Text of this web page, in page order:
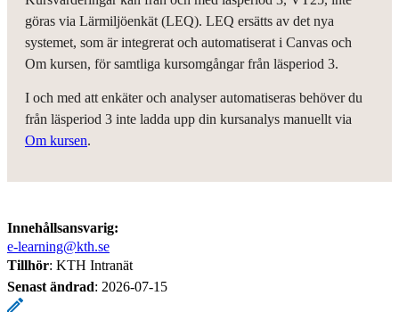
göras via Lärmiljöenkät (LEQ). LEQ ersätts av det nya
systemet, som är integrerat och automatiserat i Canvas och
Om kursen, för samtliga kursomgångar från läsperiod 3.
I och med att enkäter och analyser automatiseras behöver du
från läsperiod 3 inte ladda upp din kursanalys manuellt via
Om kursen.
Innehållsansvarig:
e-learning@kth.se
Tillhör: KTH Intranät
Senast ändrad: 2026-07-15